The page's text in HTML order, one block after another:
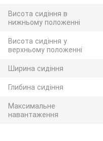
Висота сидіння в
нижньому положенні
Висота сидіння у
верхньому положенні
Ширина сидіння
Глибина сидіння
Максимальне
навантаження